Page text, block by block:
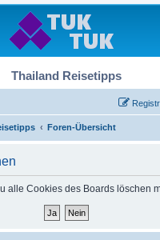
Thailand Reisetipps
Foren-Übersicht
alle Cookies des Boards löschen